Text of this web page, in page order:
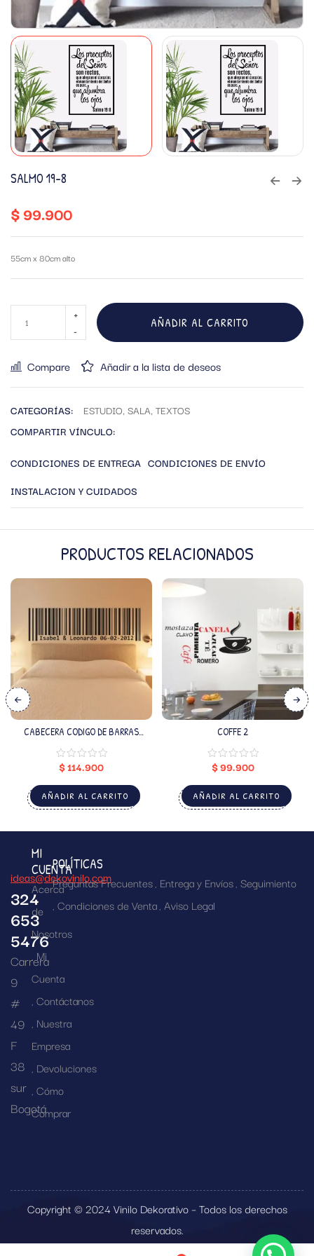
SALMO 19-8
$99.900
55cm x 80cm alto
AÑADIR AL CARRITO
Compare Añadir a la lista de deseos
CATEGORÍAS: ESTUDIO, SALA, TEXTOS
COMPARTIR VÍNCULO:
CONDICIONES DE ENTREGA CONDICIONES DE ENVÍO
INSTALACION Y CUIDADOS
PRODUCTOS RELACIONADOS
CABECERA CODIGO DE BARRAS
$114.900
AÑADIR AL CARRITO
COFFE 2
$99.900
AÑADIR AL CARRITO
ideas@dekovinilo.com
324
653
5476
Carrera
9
#
49
F
38
sur
Bogotá
MI
CUENTA
Acerca
de
Nosotros
Mi
Cuenta
Contáctanos
Nuestra
Empresa
Devoluciones
Cómo
Comprar
POLÍTICAS
Preguntas Frecuentes Entrega y Envíos Seguimiento
Condiciones de Venta Aviso Legal
Copyright © 2024 Vinilo Dekorativo – Todos los derechos
reservados.